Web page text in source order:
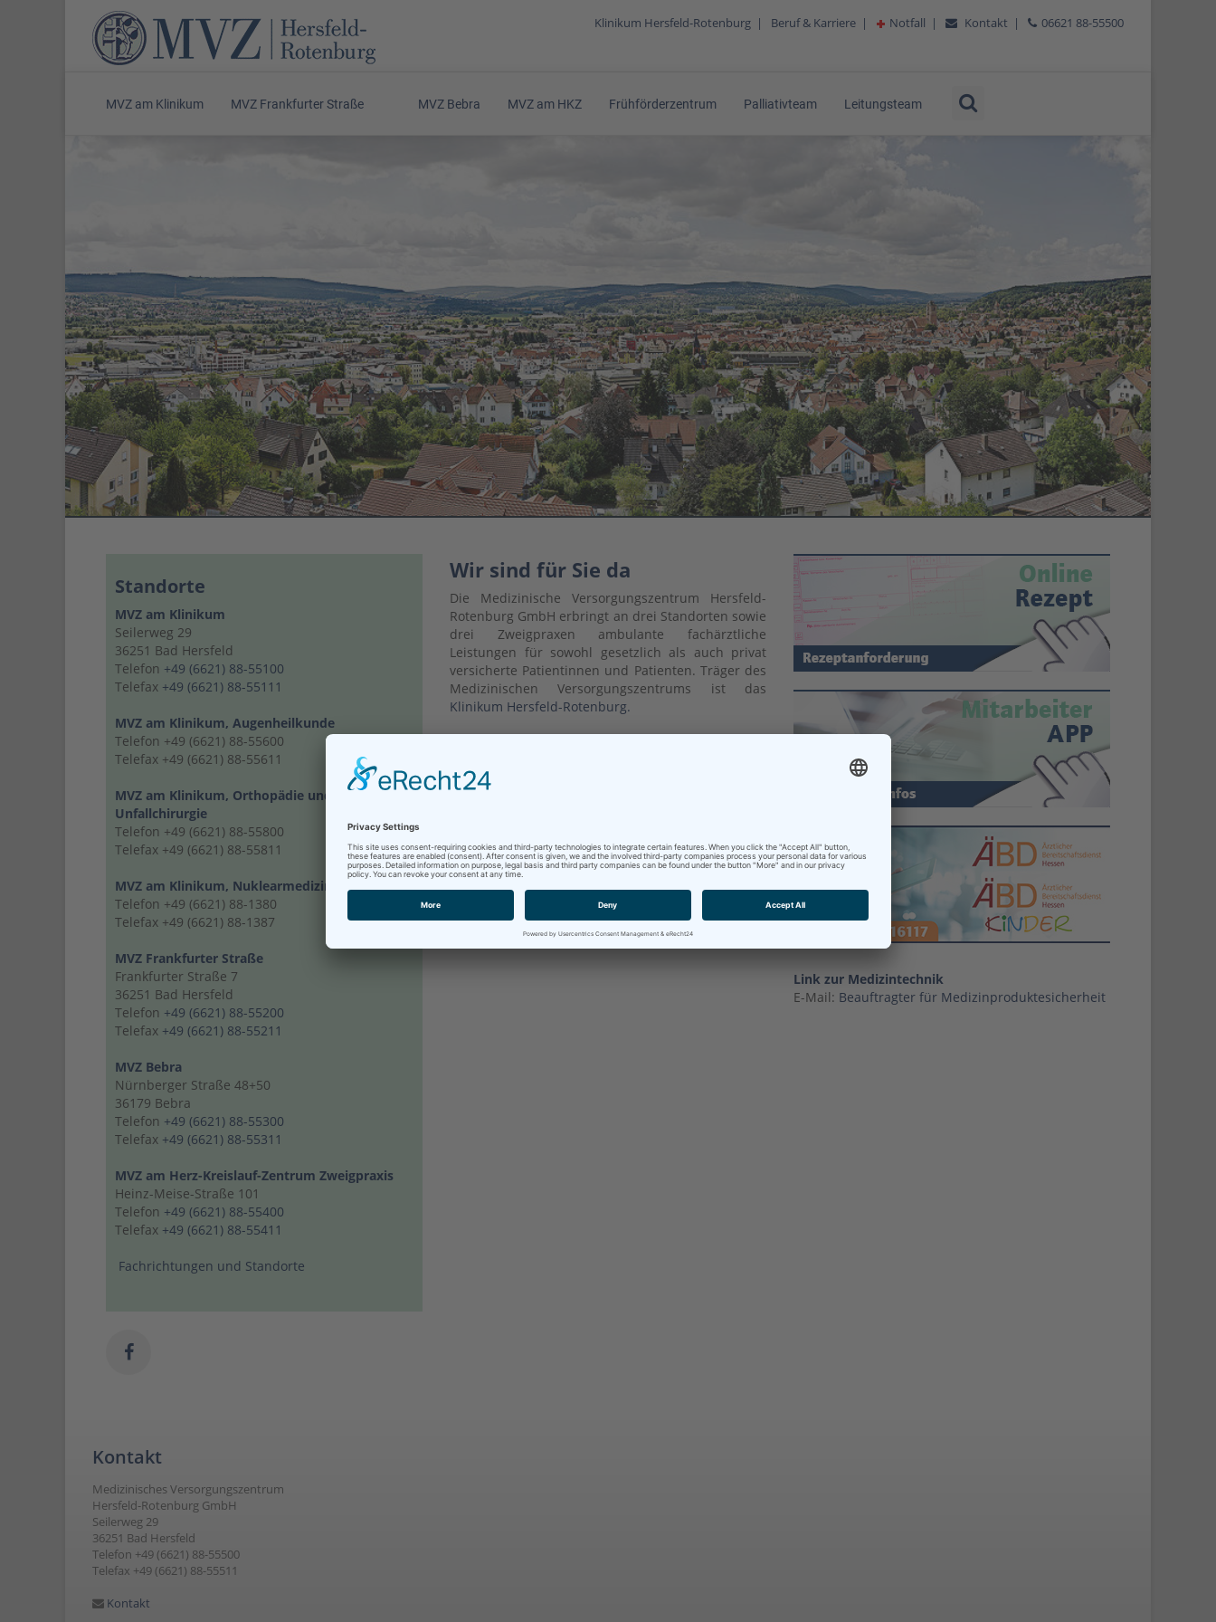
Klinikum Hersfeld-Rotenburg | Beruf & Karriere | Notfall | Kontakt | 06621 88-55500
MVZ am Klinikum MVZ Frankfurter Straße MVZ Bebra MVZ am HKZ Frühförderzentrum Palliativteam Leitungsteam
Standorte
MVZ am Klinikum
Seilerweg 29
36251 Bad Hersfeld
Telefon +49 (6621) 88-55100
Telefax +49 (6621) 88-55111
MVZ am Klinikum, Augenheilkunde
Telefon +49 (6621) 88-55600
Telefax +49 (6621) 88-55611
MVZ am Klinikum, Orthopädie und
Unfallchirurgie
Telefon +49 (6621) 88-55800
Telefax +49 (6621) 88-55811
MVZ am Klinikum, Nuklearmedizin
Telefon +49 (6621) 88-1380
Telefax +49 (6621) 88-1387
MVZ Frankfurter Straße
Frankfurter Straße 7
36251 Bad Hersfeld
Telefon +49 (6621) 88-55200
Telefax +49 (6621) 88-55211
MVZ Bebra
Nürnberger Straße 48+50
36179 Bebra
Telefon +49 (6621) 88-55300
Telefax +49 (6621) 88-55311
MVZ am Herz-Kreislauf-Zentrum Zweigpraxis
Heinz-Meise-Straße 101
Telefon +49 (6621) 88-55400
Telefax +49 (6621) 88-55411
Fachrichtungen und Standorte
Wir sind für Sie da
Die Medizinische Versorgungszentrum Hersfeld-
Rotenburg GmbH erbringt an drei Standorten sowie
drei Zweigpraxen ambulante fachärztliche
Leistungen für sowohl gesetzlich als auch privat
versicherte Patientinnen und Patienten. Träger des
Medizinischen Versorgungszentrums ist das
Klinikum Hersfeld-Rotenburg.
Die interdisziplinäre Zusammenarbeit steht dabei
Versorgung aus einer Hand“.
Überzeugen Sie sich von unserem
überdurchschnittlichen Leistungsangebot und der
patientenfreundlichen Organisation.
Link zur Medizintechnik
E-Mail: Beauftragter für Medizinproduktesicherheit
Kontakt
Medizinisches Versorgungszentrum
Hersfeld-Rotenburg GmbH
Seilerweg 29
36251 Bad Hersfeld
Telefon +49 (6621) 88-55500
Telefax +49 (6621) 88-55511
Kontakt